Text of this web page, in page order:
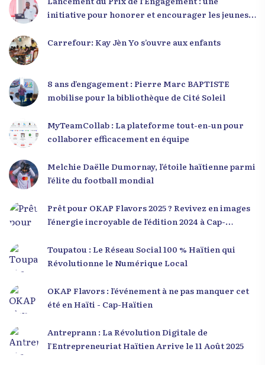
initiative pour honorer et encourager les jeunes
Carrefour: Kay Jèn Yo s’ouvre aux enfants
8 ans d’engagement : Pierre Marc BAPTISTE
mobilise pour la bibliothèque de Cité Soleil
MyTeamCollab : La plateforme tout-en-un pour
collaborer efficacement en équipe
Melchie Daëlle Dumornay, l’étoile haïtienne parmi
l’élite du football mondial
Prêt pour OKAP Flavors 2025 ? Revivez en images
l’énergie incroyable de l’édition 2024 à Cap-
Toupatou : Le Réseau Social 100 % Haïtien qui
Révolutionne le Numérique Local
OKAP Flavors : l’événement à ne pas manquer cet
été en Haïti - Cap-Haïtien
Antreprann : La Révolution Digitale de
l’Entrepreneuriat Haïtien Arrive le 11 Août 2025